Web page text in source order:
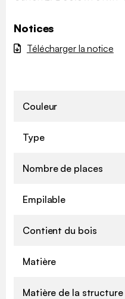
Notices
Télécharger la notice
Couleur
Type
Nombre de places
Empilable
Contient du bois
Matière
Matière de la structure